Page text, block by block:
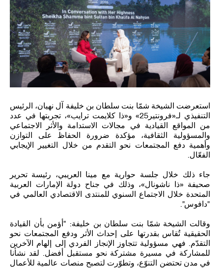
ENGLISH العربية
استعرضت الشيخة شمّا بنت سلطان بن خليفة آل نهيان، الرئيس
التنفيذي لـ«فرونتير25» و«ذا كلايمت ترايب»، تجربتها في عدد
من المواقع القيادية في مجالات الاستدامة والأثر الاجتماعي
والمسؤولية الثقافية، مؤكدة ضرورة الحفاظ على التوازن
وأهمية دفع المجتمعات نحو التقدم من خلال التغيير الإيجابي
الفعّال.
جاء ذلك خلال جلسة حوارية مع مينا العريبي، رئيسة تحرير
صحيفة «ذا ناشونال»، وذلك في جناح دولة الإمارات العربية
المتحدة خلال الاجتماع السنوي للمنتدى الاقتصادي العالمي في
"دافوس".
وقالت الشيخة شمّا بنت سلطان بن خليفة: "أؤمن بأن القيادة
الحقيقية تُقاس بقدرتها على إحداث الأثر ودفع المجتمعات نحو
التقدّم. فهي مسؤولية تتجاوز الإنجاز الفردي إلى إلهام الآخرين
للمشاركة في مسيرة مشتركة نحو مستقبل أفضل. لقد نشأنا
في مدن تحتضن التنوّع، وتطوّرت لتصبح منصات عالمية للأعمال